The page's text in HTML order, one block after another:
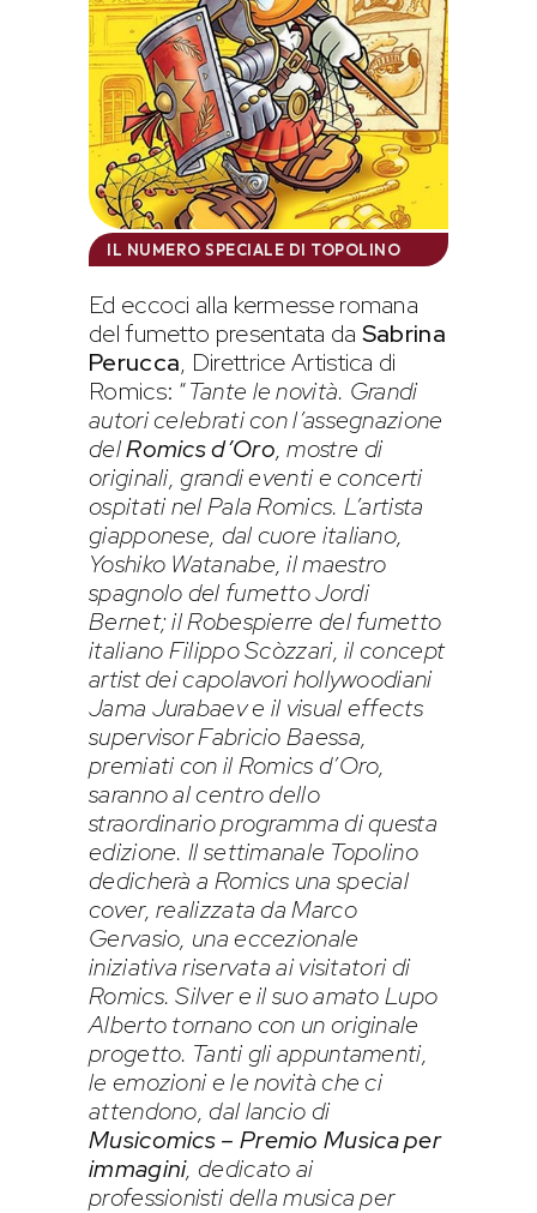
IL NUMERO SPECIALE DI TOPOLINO
Ed eccoci alla kermesse romana
del fumetto presentata da Sabrina
Perucca, Direttrice Artistica di
Romics: “Tante le novità. Grandi
autori celebrati con l’assegnazione
delRomics d’Oro, mostre di
originali, grandi eventi e concerti
ospitati nel Pala Romics. L’artista
giapponese, dal cuore italiano,
Yoshiko Watanabe, il maestro
spagnolo del fumetto Jordi
Bernet; il Robespierre del fumetto
italiano Filippo Scòzzari, il concept
artist dei capolavori hollywoodiani
Jama Jurabaev e il visual effects
supervisor Fabricio Baessa,
premiati con il Romics d’Oro,
saranno al centro dello
straordinario programma di questa
edizione. Il settimanale Topolino
dedicherà a Romics una special
cover, realizzata da Marco
Gervasio, una eccezionale
iniziativa riservata ai visitatori di
Romics. Silver e il suo amato Lupo
Alberto tornano con un originale
progetto. Tanti gli appuntamenti,
le emozioni e le novità che ci
attendono, dal lancio di
Musicomics – Premio Musica per
immagini, dedicato ai
professionisti della musica per